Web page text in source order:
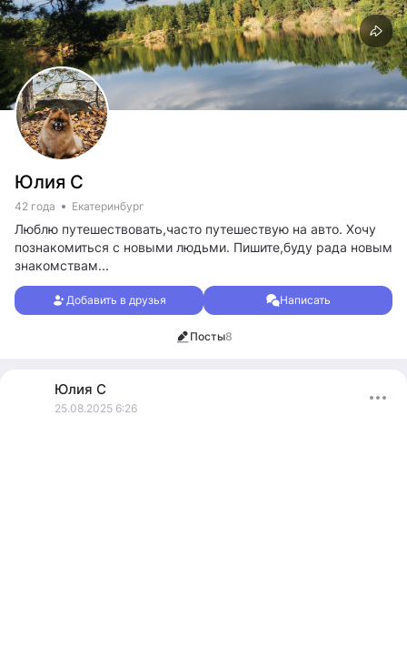
Юлия С
42 года Екатеринбург
Люблю путешествовать,часто путешествую на авто. Хочу
познакомиться с новыми людьми. Пишите,буду рада новым
знакомствам...
Добавить в друзья Написать
Посты8
Юлия С
25.08.2025 6:26